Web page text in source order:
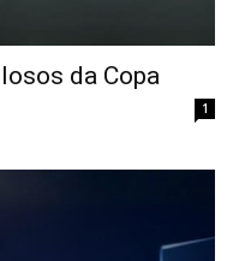
da Copa
1